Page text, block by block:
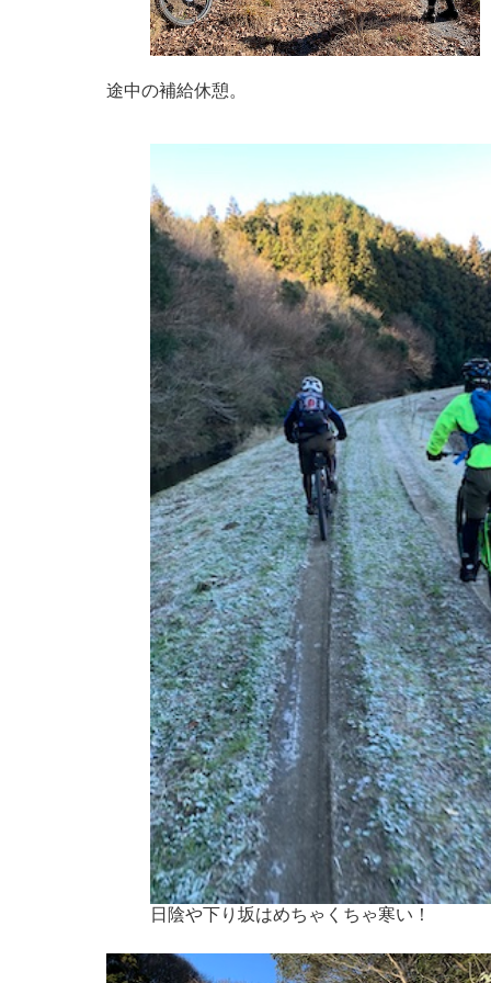
途中の補給休憩。
日陰や下り坂はめちゃくちゃ寒い！